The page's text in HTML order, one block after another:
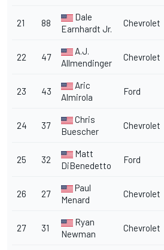
21 88
Dale
Earnhardt Jr.
Chevrolet
22 47
A.J.
Allmendinger
Chevrolet
23 43
Aric
Almirola
Ford
24 37
Chris
Buescher
Chevrolet
25 32
Matt
DiBenedetto
Ford
26 27
Paul
Menard
Chevrolet
27 31
Ryan
Newman
Chevrolet